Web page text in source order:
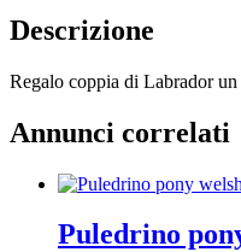
Descrizione
Regalo coppia di Labrador
Annunci correlati
Puledrino